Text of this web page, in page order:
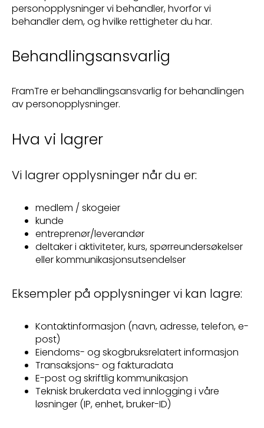
personopplysninger vi behandler, hvorfor vi
behandler dem, og hvilke rettigheter du har.
Behandlingsansvarlig
FramTre er behandlingsansvarlig for behandlingen
av personopplysninger.
Hva vi lagrer
Vi lagrer opplysninger når du er:
medlem / skogeier
kunde
entreprenør/leverandør
deltaker i aktiviteter, kurs, spørreundersøkelser
eller kommunikasjonsutsendelser
Eksempler på opplysninger vi kan lagre:
Kontaktinformasjon (navn, adresse, telefon, e-
post)
Eiendoms- og skogbruksrelatert informasjon
Transaksjons- og fakturadata
E-post og skriftlig kommunikasjon
Teknisk brukerdata ved innlogging i våre
løsninger (IP, enhet, bruker-ID)